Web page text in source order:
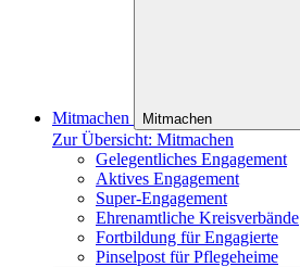
Mitmachen Mitmachen
Zur Übersicht: Mitmachen
Gelegentliches Engagement
Aktives Engagement
Super-Engagement
Ehrenamtliche Kreisverbände
Fortbildung für Engagierte
Pinselpost für Pflegeheime